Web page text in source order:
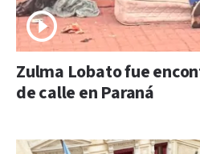
Zulma Lobato fue
de calle en Paraná